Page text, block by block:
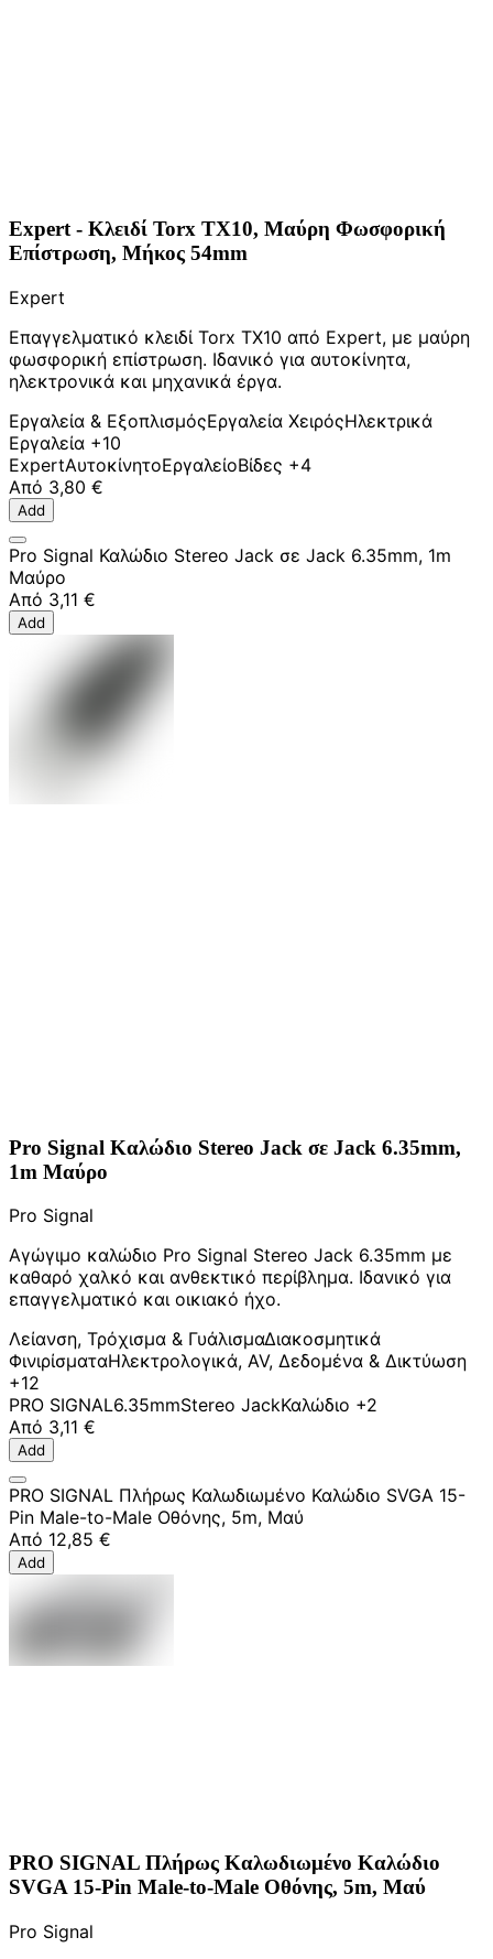
Expert - Κλειδί Torx TX10, Μαύρη Φωσφορική
Επίστρωση, Μήκος 54mm
Expert
Επαγγελματικό κλειδί Torx TX10 από Expert, με μαύρη
φωσφορική επίστρωση. Ιδανικό για αυτοκίνητα,
ηλεκτρονικά και μηχανικά έργα.
Εργαλεία & ΕξοπλισμόςΕργαλεία ΧειρόςΗλεκτρικά
Εργαλεία +10
ExpertΑυτοκίνητοΕργαλείοΒίδες +4
Από 3,80 €
Add
Pro Signal Καλώδιο Stereo Jack σε Jack 6.35mm, 1m
Μαύρο
Από 3,11 €
Add
Pro Signal Καλώδιο Stereo Jack σε Jack 6.35mm,
1m Μαύρο
Pro Signal
Αγώγιμο καλώδιο Pro Signal Stereo Jack 6.35mm με
καθαρό χαλκό και ανθεκτικό περίβλημα. Ιδανικό για
επαγγελματικό και οικιακό ήχο.
Λείανση, Τρόχισμα & ΓυάλισμαΔιακοσμητικά
ΦινιρίσματαΗλεκτρολογικά, AV, Δεδομένα & Δικτύωση
+12
PRO SIGNAL6.35mmStereo JackΚαλώδιο +2
Από 3,11 €
Add
PRO SIGNAL Πλήρως Καλωδιωμένο Καλώδιο SVGA 15-
Pin Male-to-Male Οθόνης, 5m, Μαύ
Από 12,85 €
Add
PRO SIGNAL Πλήρως Καλωδιωμένο Καλώδιο
SVGA 15-Pin Male-to-Male Οθόνης, 5m, Μαύ
Pro Signal